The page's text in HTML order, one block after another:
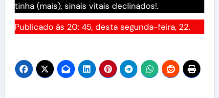
tinha (mais), sinais vitais declinados!.
Publicado às 20: 45, desta segunda-feira, 22.